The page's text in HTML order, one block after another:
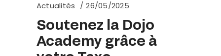
Actualités 26/05/2025
Soutenez la Dojo
Academy grâce à